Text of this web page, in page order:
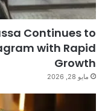
Continues to
with Rapid
Growth
مايو 28, 2026